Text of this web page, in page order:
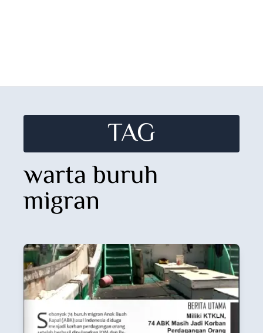
TAG
warta buruh
migran